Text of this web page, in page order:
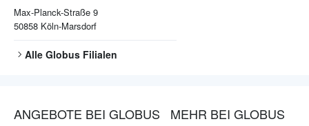
Max-Planck-Straße 9
50858 Köln-Marsdorf
Alle Globus Filialen
ANGEBOTE BEI GLOBUS MEHR BEI GLOBUS